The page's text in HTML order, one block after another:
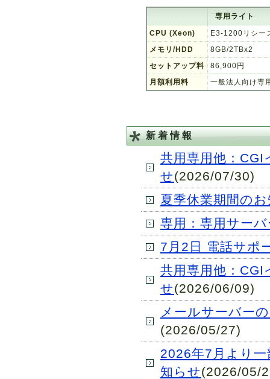
専用ライト
CPU (Xeon)
E3-1200リシー
メモリ/HDD
8GB/2TBx2
セットアップ料
86,900円
月額利用料
一般法人向け専
新着情報
共用専用他：
せ(2026/07/30)
夏季休業期間の
専用：専用サー
7月2日 電話サポ
共用専用他：
せ(2026/06/09)
メールサーバー
(2026/05/27)
2026年7月より
知らせ(2026/05/